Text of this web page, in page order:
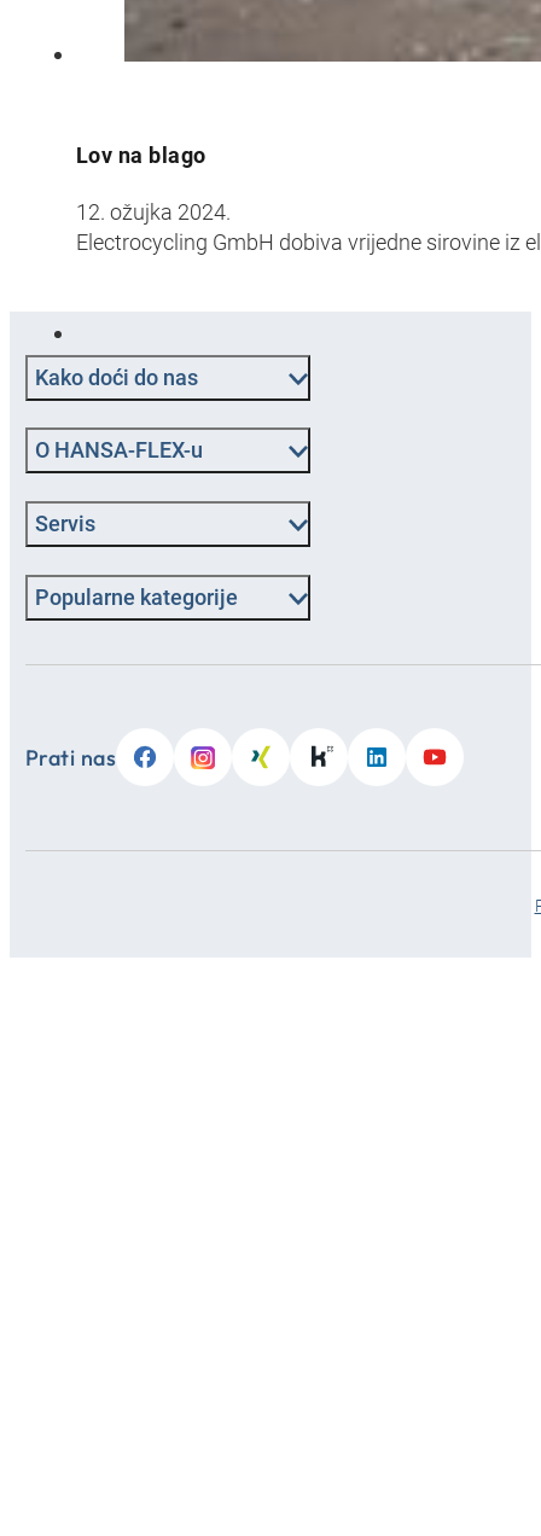
Lov na blago
12. ožujka 2024.
Electrocycling GmbH dobiva vrijedne sirovine iz
Kako doći do nas
O HANSA‑FLEX-u
Servis
Popularne kategorije
Prati nas